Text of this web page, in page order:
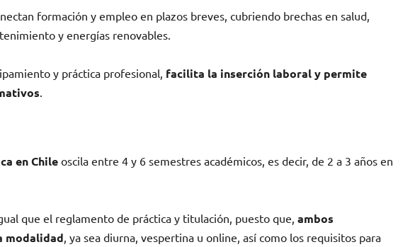
formación y empleo en plazos breves, cubriendo brechas en salud,
y energías renovables.
y práctica profesional, facilita la inserción laboral y permite
en Chile oscila entre 4 y 6 semestres académicos, es decir, de 2 a 3 años en
que el reglamento de práctica y titulación, puesto que,ambos
modalidad , ya sea diurna, vespertina u online, así como los requisitos para